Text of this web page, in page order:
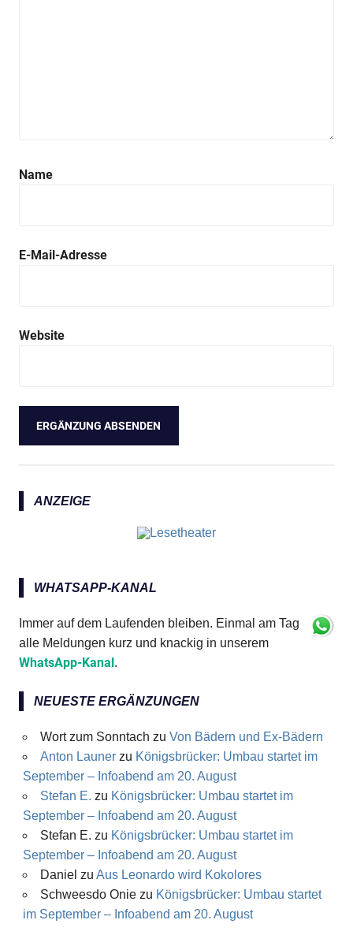
Name
E-Mail-Adresse
Website
ANZEIGE
WHATSAPP-KANAL
Immer auf dem Laufenden bleiben. Einmal am Tag
alle Meldungen kurz und knackig in unserem
WhatsApp-Kanal .
NEUESTE ERGÄNZUNGEN
Wort zum Sonntach zu Von Bädern und Ex-Bädern
Anton Launerzu Königsbrücker: Umbau startet im
September – Infoabend am 20. August
Stefan E. zu Königsbrücker: Umbau startet im
September – Infoabend am 20. August
Stefan E. zu Königsbrücker: Umbau startet im
September – Infoabend am 20. August
Daniel zu Aus Leonardo wird Kokolores
Schweesdo Oniezu Königsbrücker: Umbau startet
im September – Infoabend am 20. August